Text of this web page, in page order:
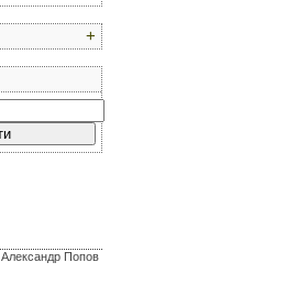
+
Александр Попов